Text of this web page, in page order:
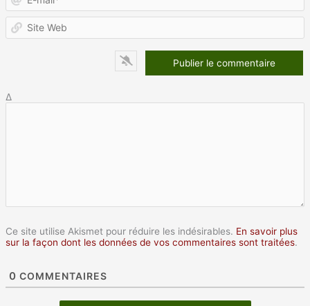
Δ
Ce site utilise Akismet pour réduire les indésirables. En savoir plus
sur la façon dont les données de vos commentaires sont traitées.
0 COMMENTAIRES